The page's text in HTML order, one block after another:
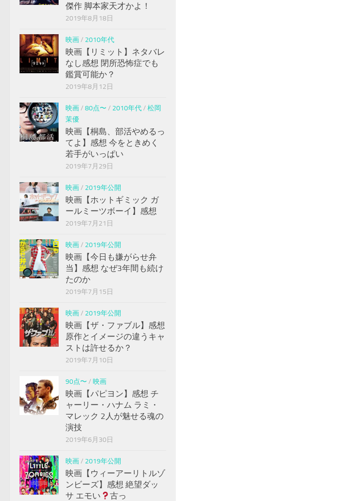
傑作 脚本家天才かよ！
2019年8月18日
映画/ 2010年代
映画【リミット】ネタバレ
なし感想 閉所恐怖症でも
鑑賞可能か？
2019年8月12日
映画/ 80点〜 / 2010年代/ 松岡
茉優
映画【桐島、部活やめるっ
てよ】感想 今をときめく
若手がいっぱい
2019年7月29日
映画/ 2019年公開
映画【ホットギミック ガ
ールミーツボーイ】感想
2019年7月21日
映画/ 2019年公開
映画【今日も嫌がらせ弁
当】感想 なぜ3年間も続け
たのか
2019年7月15日
映画/ 2019年公開
映画【ザ・ファブル】感想
原作とイメージの違うキャ
ストは許せるか？
2019年7月10日
90点〜 / 映画
映画【パピヨン】感想 チ
ャーリー・ハナム ラミ・
マレック 2人が魅せる魂の
演技
2019年6月30日
映画/ 2019年公開
映画【ウィーアーリトルゾ
ンビーズ】感想 絶望ダッ
サ エモい
古っ